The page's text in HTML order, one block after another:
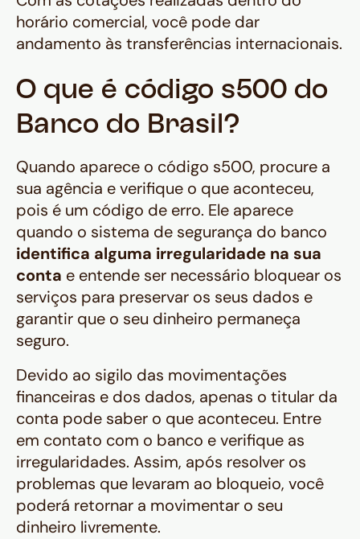
horário comercial, você pode dar
andamento às transferências internacionais.
O que é código s500 do
Banco do Brasil?
Quando aparece o código s500, procure a
sua agência e verifique o que aconteceu,
pois é um código de erro. Ele aparece
quando o sistema de segurança do banco
identifica alguma irregularidade na sua
conta e entende ser necessário bloquear os
serviços para preservar os seus dados e
garantir que o seu dinheiro permaneça
seguro.
Devido ao sigilo das movimentações
financeiras e dos dados, apenas o titular da
conta pode saber o que aconteceu. Entre
em contato com o banco e verifique as
irregularidades. Assim, após resolver os
problemas que levaram ao bloqueio, você
poderá retornar a movimentar o seu
dinheiro livremente.